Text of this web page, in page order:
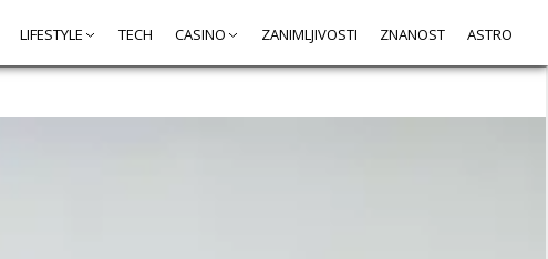
LIFESTYLE TECH CASINO ZANIMLJIVOSTI ZNANOST ASTRO